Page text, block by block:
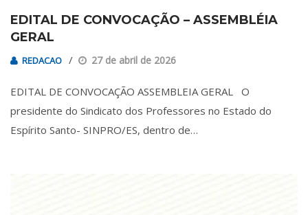
EDITAL DE CONVOCAÇÃO – ASSEMBLÉIA
GERAL
REDACAO 27 de abril de 2026
EDITAL DE CONVOCAÇÃO ASSEMBLEIA GERAL O
presidente do Sindicato dos Professores no Estado do
Espírito Santo- SINPRO/ES, dentro de…